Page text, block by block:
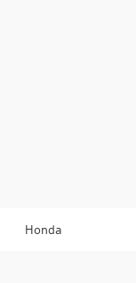
Honda